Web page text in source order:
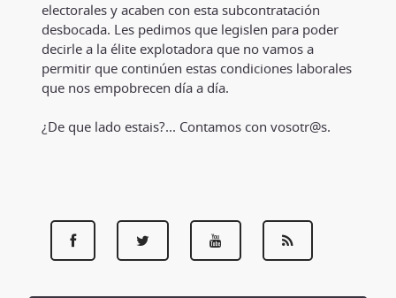
electorales y acaben con esta subcontratación
desbocada. Les pedimos que legislen para poder
decirle a la élite explotadora que no vamos a
permitir que continúen estas condiciones laborales
que nos empobrecen día a día.
¿De que lado estais?... Contamos con vosotr@s.